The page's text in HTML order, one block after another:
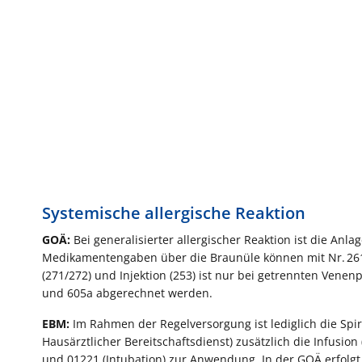
Systemische allergische Reaktion
GOÄ: Bei generalisierter allergischer Reaktion ist die
Medikamentengaben über die Braunüle können mit Nr.
(271/272) und Injektion (253) ist nur bei getrennten
und 605a abgerechnet werden.
EBM: Im Rahmen der Regelversorgung ist lediglich die
Hausärztlicher Bereitschaftsdienst) zusätzlich die